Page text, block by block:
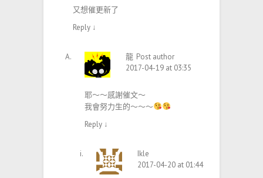
又想催更新了
Reply ↓
龍 Post author
2017-04-19 at 03:35
耶～～感謝催文～
我會努力生的～～～
Reply ↓
Ikle
2017-04-20 at 01:44